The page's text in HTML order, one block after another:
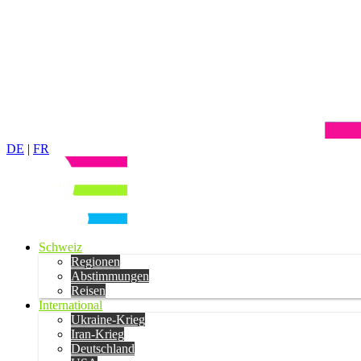
DE | FR
Schweiz
Regionen
Abstimmungen
Reisen
International
Ukraine-Krieg
Iran-Krieg
Deutschland